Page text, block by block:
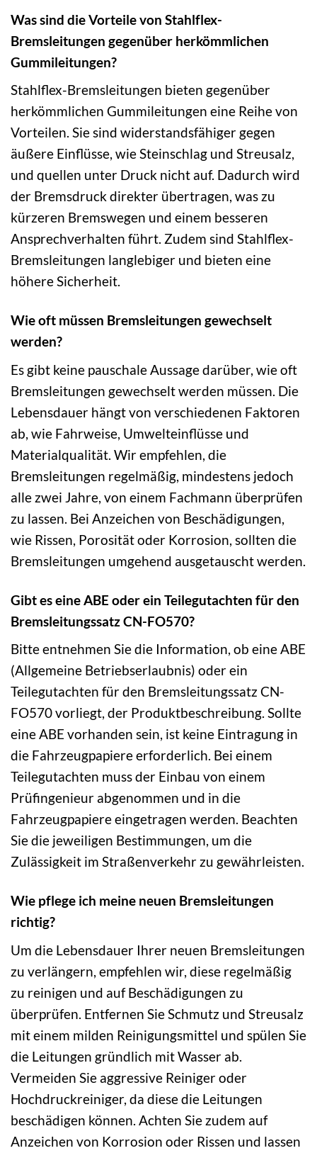
Was sind die Vorteile von Stahlflex-
Bremsleitungen gegenüber herkömmlichen
Gummileitungen?
Stahlflex-Bremsleitungen bieten gegenüber
herkömmlichen Gummileitungen eine Reihe von
Vorteilen. Sie sind widerstandsfähiger gegen
äußere Einflüsse, wie Steinschlag und Streusalz,
und quellen unter Druck nicht auf. Dadurch wird
der Bremsdruck direkter übertragen, was zu
kürzeren Bremswegen und einem besseren
Ansprechverhalten führt. Zudem sind Stahlflex-
Bremsleitungen langlebiger und bieten eine
höhere Sicherheit.
Wie oft müssen Bremsleitungen gewechselt
werden?
Es gibt keine pauschale Aussage darüber, wie oft
Bremsleitungen gewechselt werden müssen. Die
Lebensdauer hängt von verschiedenen Faktoren
ab, wie Fahrweise, Umwelteinflüsse und
Materialqualität. Wir empfehlen, die
Bremsleitungen regelmäßig, mindestens jedoch
alle zwei Jahre, von einem Fachmann überprüfen
zu lassen. Bei Anzeichen von Beschädigungen,
wie Rissen, Porosität oder Korrosion, sollten die
Bremsleitungen umgehend ausgetauscht werden.
Gibt es eine ABE oder ein Teilegutachten für den
Bremsleitungssatz CN-FO570?
Bitte entnehmen Sie die Information, ob eine ABE
(Allgemeine Betriebserlaubnis) oder ein
Teilegutachten für den Bremsleitungssatz CN-
FO570 vorliegt, der Produktbeschreibung. Sollte
eine ABE vorhanden sein, ist keine Eintragung in
die Fahrzeugpapiere erforderlich. Bei einem
Teilegutachten muss der Einbau von einem
Prüfingenieur abgenommen und in die
Fahrzeugpapiere eingetragen werden. Beachten
Sie die jeweiligen Bestimmungen, um die
Zulässigkeit im Straßenverkehr zu gewährleisten.
Wie pflege ich meine neuen Bremsleitungen
richtig?
Um die Lebensdauer Ihrer neuen Bremsleitungen
zu verlängern, empfehlen wir, diese regelmäßig
zu reinigen und auf Beschädigungen zu
überprüfen. Entfernen Sie Schmutz und Streusalz
mit einem milden Reinigungsmittel und spülen Sie
die Leitungen gründlich mit Wasser ab.
Vermeiden Sie aggressive Reiniger oder
Hochdruckreiniger, da diese die Leitungen
beschädigen können. Achten Sie zudem auf
Anzeichen von Korrosion oder Rissen und lassen